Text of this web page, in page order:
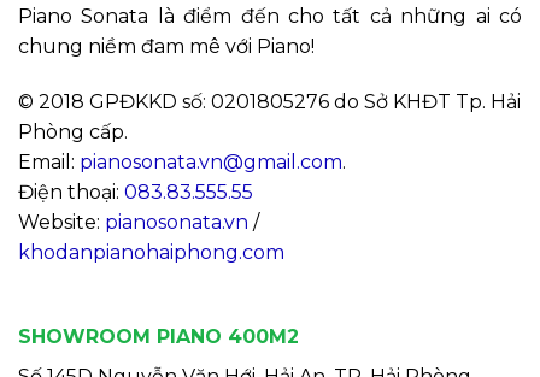
Piano Sonata là điểm đến cho tất cả những ai có
chung niềm đam mê với Piano!
© 2018 GPĐKKD số: 0201805276 do Sở KHĐT Tp. Hải
Phòng cấp.
Email: pianosonata.vn@gmail.com.
Điện thoại: 083.83.555.55
Website: pianosonata.vn /
khodanpianohaiphong.com
SHOWROOM PIANO 400M2